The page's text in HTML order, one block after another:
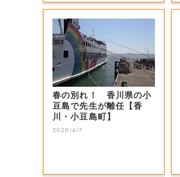
春の別れ！ 香川県の小
豆島で先生が離任【香
川・小豆島町】
2020/4/7